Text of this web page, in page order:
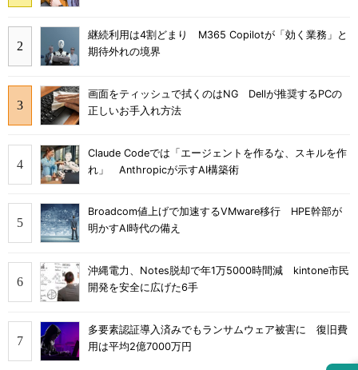
継続利用は4割どまり M365 Copilotが「効く業務」と
期待外れの境界
画面をティッシュで拭くのはNG Dellが推奨するPCの
正しいお手入れ方法
Claude Codeでは「エージェントを作るな、スキルを作
れ」 Anthropicが示すAI構築術
Broadcom値上げで加速するVMware移行 HPE幹部が
明かすAI時代の備え
沖縄電力、Notes脱却で年1万5000時間減 kintone市民
開発を安全に広げた6手
多要素認証導入済みでもランサムウェア被害に 復旧費
用は平均2億7000万円